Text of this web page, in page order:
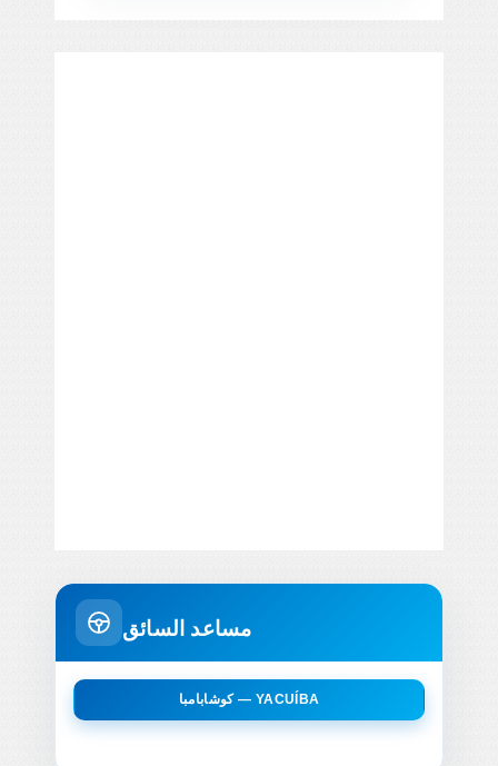
مساعد السائق
كوشابامبا — YACUÍBA